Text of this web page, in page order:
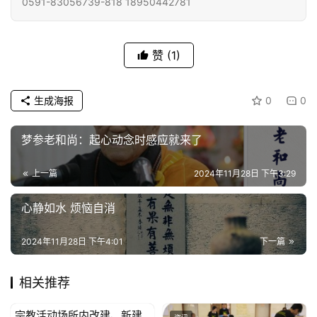
赞 (1)
0 0
生成海报
梦参老和尚：起心动念时感应就来了
上一篇 2024年11月28日 下午3:29
心静如水 烦恼自消
下一篇
2024年11月28日 下午4:01
相关推荐